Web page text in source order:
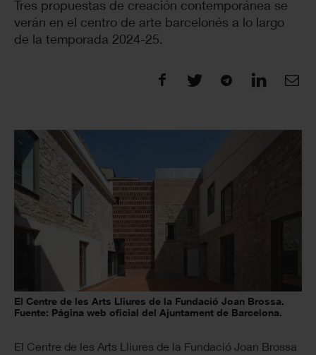
Tres propuestas de creación contemporánea se
verán en el centro de arte barcelonés a lo largo
de la temporada 2024-25.
El Centre de les Arts Lliures de la Fundació Joan Brossa.
Fuente: Página web oficial del Ajuntament de Barcelona.
El Centre de les Arts Lliures de la Fundació Joan Brossa